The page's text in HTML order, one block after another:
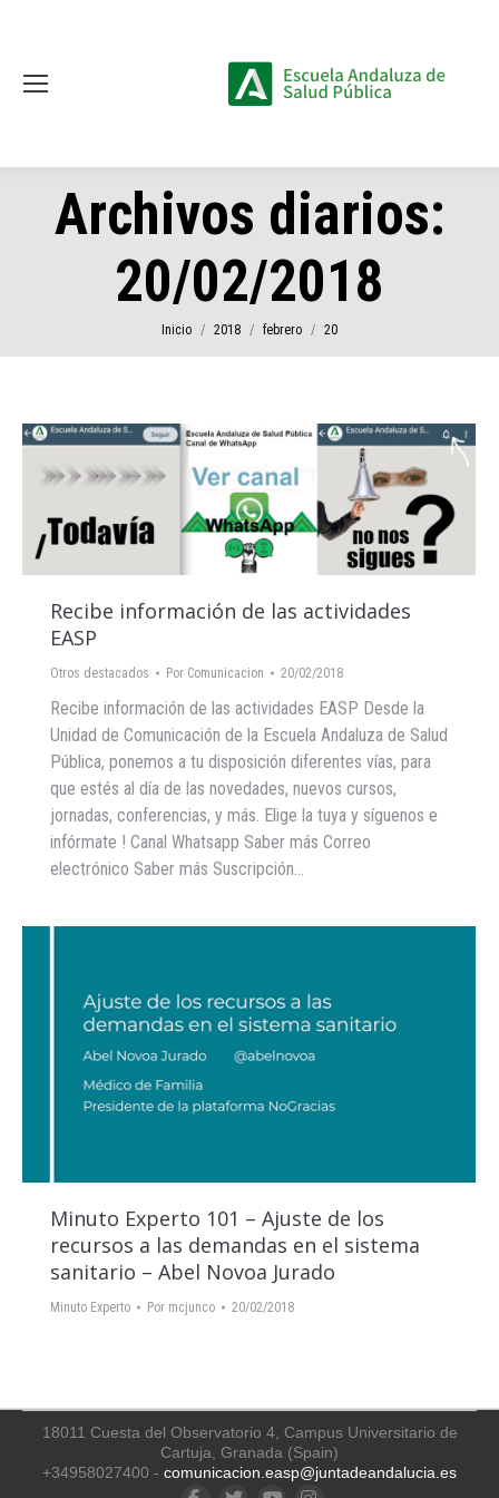
Archivos diarios:
20/02/2018
Estás aquí:
Inicio 2018 febrero 20
Recibe información de las actividades
EASP
Otros destacados Por Comunicacion 20/02/2018
Recibe información de las actividades EASP Desde la
Unidad de Comunicación de la Escuela Andaluza de Salud
Pública, ponemos a tu disposición diferentes vías, para
que estés al día de las novedades, nuevos cursos,
jornadas, conferencias, y más. Elige la tuya y síguenos e
infórmate ! Canal Whatsapp Saber más Correo
electrónico Saber más Suscripción…
Minuto Experto 101 – Ajuste de los
recursos a las demandas en el sistema
sanitario – Abel Novoa Jurado
Minuto Experto Por mcjunco 20/02/2018
18011 Cuesta del Observatorio 4, Campus Universitario de
Cartuja, Granada (Spain)
+34958027400 - comunicacion.easp@juntadeandalucia.es